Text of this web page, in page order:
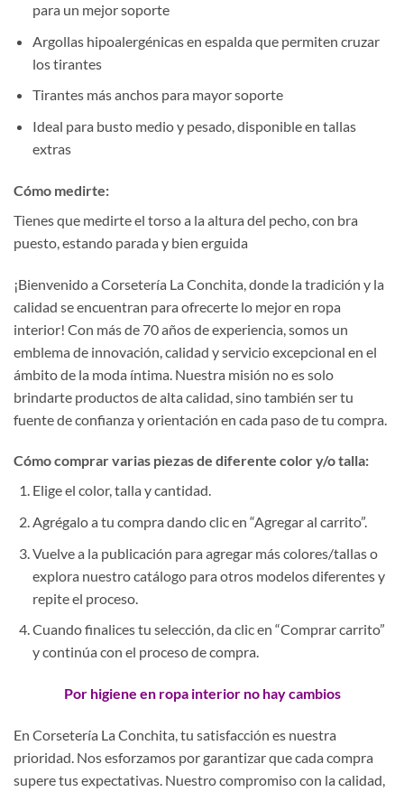
para un mejor soporte
Argollas hipoalergénicas en espalda que permiten cruzar
los tirantes
Tirantes más anchos para mayor soporte
Ideal para busto medio y pesado, disponible en tallas
extras
Cómo medirte:
Tienes que medirte el torso a la altura del pecho, con bra
puesto, estando parada y bien erguida
¡Bienvenido a Corsetería La Conchita, donde la tradición y la
calidad se encuentran para ofrecerte lo mejor en ropa
interior! Con más de 70 años de experiencia, somos un
emblema de innovación, calidad y servicio excepcional en el
ámbito de la moda íntima. Nuestra misión no es solo
brindarte productos de alta calidad, sino también ser tu
fuente de confianza y orientación en cada paso de tu compra.
Cómo comprar varias piezas de diferente color y/o talla:
Elige el color, talla y cantidad.
Agrégalo a tu compra dando clic en “Agregar al carrito”.
Vuelve a la publicación para agregar más colores/tallas o
explora nuestro catálogo para otros modelos diferentes y
repite el proceso.
Cuando finalices tu selección, da clic en “Comprar carrito”
y continúa con el proceso de compra.
Por higiene en ropa interior no hay cambios
En Corsetería La Conchita, tu satisfacción es nuestra
prioridad. Nos esforzamos por garantizar que cada compra
supere tus expectativas. Nuestro compromiso con la calidad,